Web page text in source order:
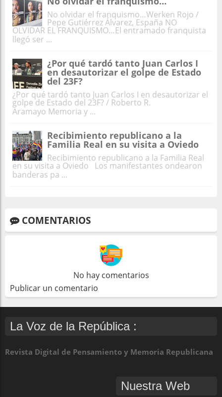
No olvidar el franquismo…Werken Rojo /
Pepe Gutiérrez Álvarez, España NO
OLVIDAR EL FRANQUISMO…El entramado franquista
llegó ser ...
¿Por qué tardó tanto Juan Carlos I
en desautorizar el golpe de Estado
del 23F?
¿Por qué tardó tanto Juan Carlos I en desautorizar el
golpe de Estado del 23F? / Roberto R.
Aramayo Memoria y ...
Recibimiento republicano a la
Familia Real en su visita a Oviedo
Recibimiento republicano a la Familia Real
en su visita a Oviedo Los manifestantes ondearon
banderas pa ...
COMENTARIOS
No hay comentarios
Publicar un comentario
La Voz de la República :
Revista Digital de Pensamiento y Memoria Republicana
Nuestra Web